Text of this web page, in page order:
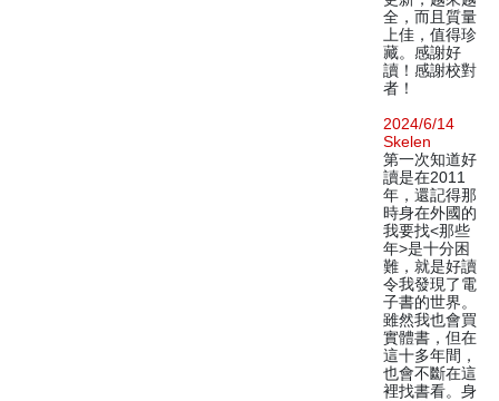
全，而且質量
上佳，值得珍
藏。感謝好
讀！感謝校對
者！
2024/6/14
Skelen
第一次知道好
讀是在2011
年，還記得那
時身在外國的
我要找<那些
年>是十分困
難，就是好讀
令我發現了電
子書的世界。
雖然我也會買
實體書，但在
這十多年間，
也會不斷在這
裡找書看。身